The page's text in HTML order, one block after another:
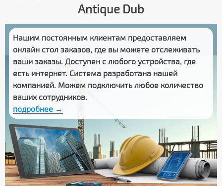
Antique Dub
Нашим постоянным клиентам предоставляем
онлайн стол заказов, где вы можете отслеживать
ваши заказы. Доступен с любого устройства, где
есть интернет. Система разработана нашей
компанией. Можем подключить любое количество
ваших сотрудников.
подробнее →